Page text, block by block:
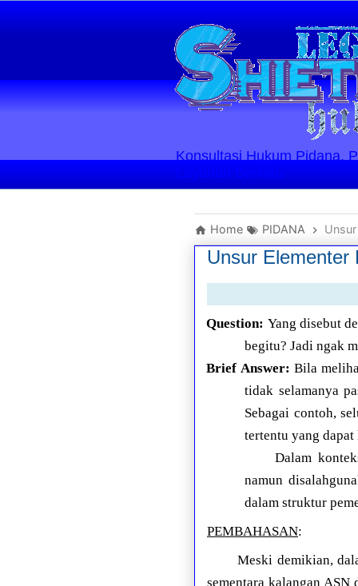
Konsultasi Hukum Pidana,
Layanan Berlaku
Home PIDANA
Unsur Elementer
Question: Yang disebut
begitu? Jadi ngak
Brief Answer: Bila
tidak selamanya
Sebagai contoh,
tertentu yang dapat
Dalam
namun
dalam struktur
PEMBAHASAN:
Meski demikian,
sementara kalangan